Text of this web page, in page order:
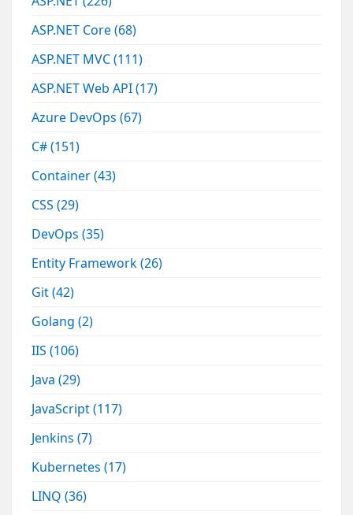
ASP.NET Core(68)
ASP.NET MVC(111)
ASP.NET Web API(17)
Azure DevOps(67)
C#(151)
Container(43)
CSS(29)
DevOps(35)
Entity Framework(26)
Git(42)
Golang(2)
IIS(106)
Java(29)
JavaScript(117)
Jenkins(7)
Kubernetes(17)
LINQ(36)